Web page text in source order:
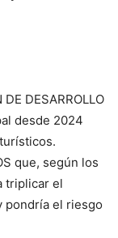
DESARROLLO
desde 2024
que, según los
triplicar el
pondría el riesgo